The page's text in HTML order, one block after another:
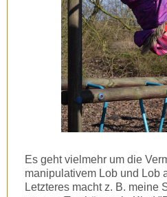
Es geht vielmehr um die
manipulativem Lob und Lob
Letzteres macht z. B. meine